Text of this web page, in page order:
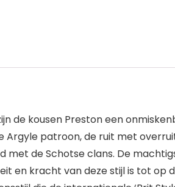
de kousen Preston een
patroon, de ruit met
de Schotse clans. De
en kracht van deze stijl is tot op